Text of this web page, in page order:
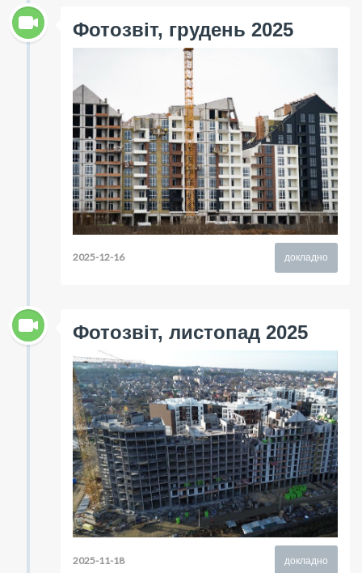
Фотозвіт, грудень 2025
докладно
2025-12-16
Фотозвіт, листопад 2025
докладно
2025-11-18